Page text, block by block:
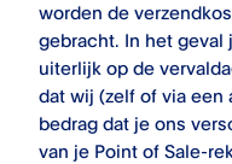
worden de
gebracht. In het
uiterlijk op de
dat wij (zelf of via een
bedrag dat je ons
van je Point of Sale-